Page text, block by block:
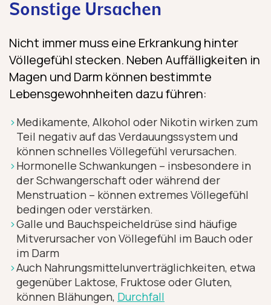
Sonstige Ursachen
Nicht immer muss eine Erkrankung hinter
Völlegefühl stecken. Neben Auffälligkeiten in
Magen und Darm können bestimmte
Lebensgewohnheiten dazu führen:
Medikamente, Alkohol oder Nikotin wirken zum
Teil negativ auf das Verdauungssystem und
können schnelles Völlegefühl verursachen.
Hormonelle Schwankungen – insbesondere in
der Schwangerschaft oder während der
Menstruation – können extremes Völlegefühl
bedingen oder verstärken.
Galle und Bauchspeicheldrüse sind häufige
Mitverursacher von Völlegefühl im Bauch oder
im Darm
Auch Nahrungs­mittel­unverträg­lichkeiten, etwa
gegenüber Laktose, Fruktose oder Gluten,
können Blähungen, Durchfall